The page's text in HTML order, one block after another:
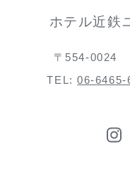
ホテル近鉄
〒554-0024
TEL:06-6465-